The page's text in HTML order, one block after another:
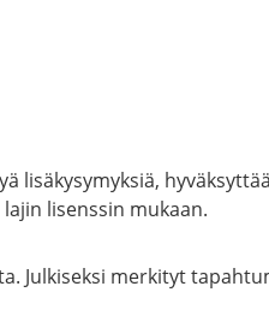
lisäkysymyksiä,
lisenssin mukaan.
Julkiseksi merkityt